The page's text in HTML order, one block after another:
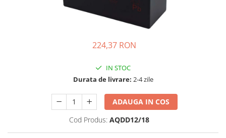
Incarcatoare acumulatori
Panouri fotovoltaice si accesorii
Sisteme prindere panouri
Invertoare Hibrid
Invertoare On-grid
Invertoare Off-grid
224,37 RON
IN STOC
Durata de livrare: 2-4 zile
ADAUGA IN COS
Cod Produs: AQDD12/18